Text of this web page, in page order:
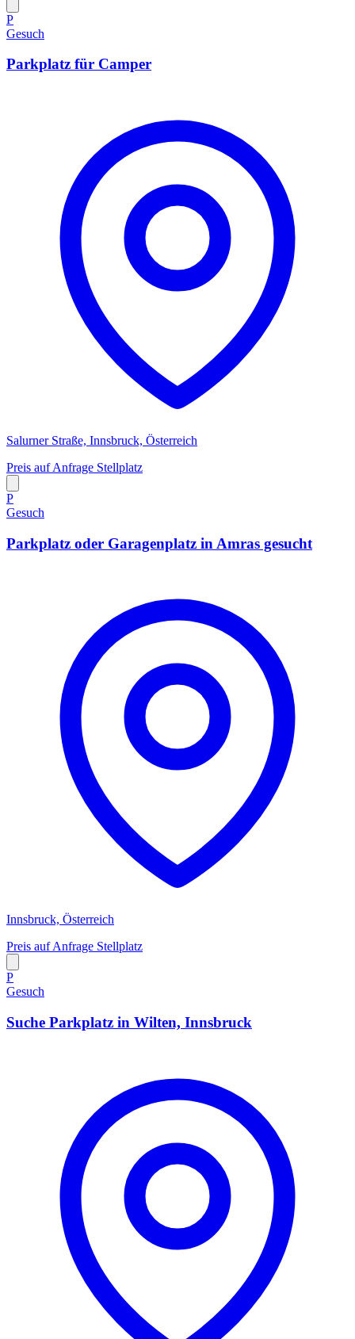
P
Gesuch
Parkplatz für Camper
Salurner Straße, Innsbruck, Österreich
Preis auf Anfrage Stellplatz
P
Gesuch
Parkplatz oder Garagenplatz in Amras gesucht
Innsbruck, Österreich
Preis auf Anfrage Stellplatz
P
Gesuch
Suche Parkplatz in Wilten, Innsbruck